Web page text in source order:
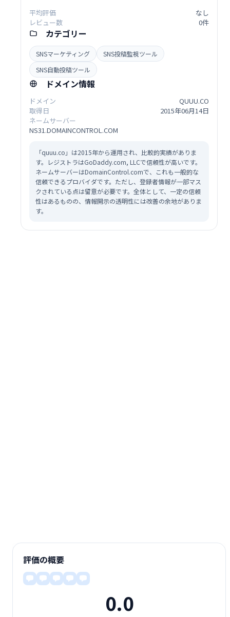
平均評価
なし
レビュー数
0件
カテゴリー
SNSマーケティング
SNS投稿監視ツール
SNS自動投稿ツール
ドメイン情報
ドメイン
QUUU.CO
取得日
2015年06月14日
ネームサーバー
NS31.DOMAINCONTROL.COM
「quuu.co」は2015年から運用され、比較的実績がありま
す。レジストラはGoDaddy.com, LLCで信頼性が高いです。
ネームサーバーはDomainControl.comで、これも一般的な
信頼できるプロバイダです。ただし、登録者情報が一部マス
クされている点は留意が必要です。全体として、一定の信頼
性はあるものの、情報開示の透明性には改善の余地がありま
す。
評価の概要
0.0